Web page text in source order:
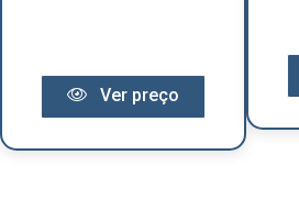
Ver preço